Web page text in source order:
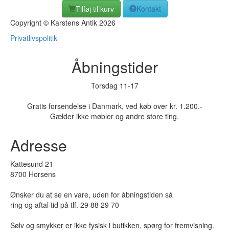
Tilføj til kurv
Kontakt
Copyright © Karstens Antik 2026
Privatlivspolitik
Åbningstider
Torsdag 11-17
Gratis forsendelse i Danmark, ved køb over kr. 1.200.-
Gælder ikke møbler og andre store ting.
Adresse
Kattesund 21
8700 Horsens
Ønsker du at se en vare, uden for åbningstiden så
ring og aftal tid på tlf. 29 88 29 70
Sølv og smykker er ikke fysisk i butikken, spørg for fremvisning.